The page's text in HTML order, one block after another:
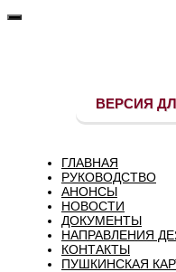
ВЕРСИЯ
ГЛАВНАЯ
РУКОВОДСТВО
АНОНСЫ
НОВОСТИ
ДОКУМЕНТЫ
НАПРАВЛЕНИЯ
КОНТАКТЫ
ПУШКИНСКАЯ